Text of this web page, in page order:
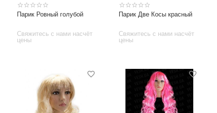
Парик Ровный голубой
Свяжитесь с нами насчёт
цены
Парик Две Косы красный
Свяжитесь с нами насчёт
цены